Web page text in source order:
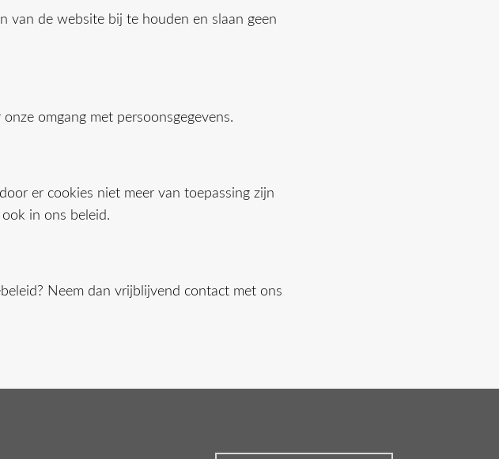
van de website bij te houden en slaan geen
omgang met persoonsgegevens.
er cookies niet meer van toepassing zijn
in ons beleid.
Neem dan vrijblijvend contact met ons